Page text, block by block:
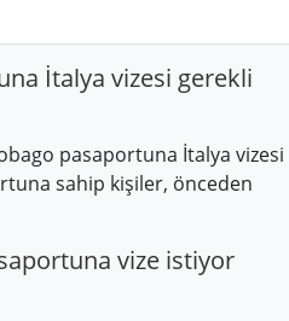
İtalya vizesi gerekli
pasaportuna İtalya vizesi
sahip kişiler, önceden
vize istiyor